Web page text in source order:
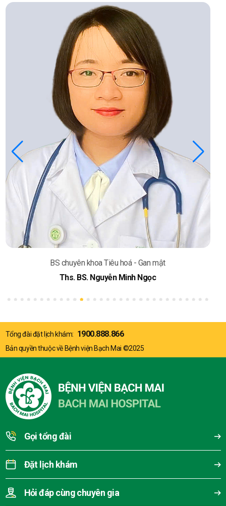
BS chuyên khoa Tiêu hoá - Gan mật
ThS. BSNT. Lã Diệu Dương
Tổng đài đặt lịch khám: 1900.888.866
Bản quyền thuộc về Bệnh viện Bạch Mai ©2025
Gọi tổng đài
Đặt lịch khám
Hỏi đáp cùng chuyên gia